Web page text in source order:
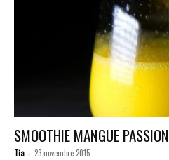
SMOOTHIE MANGUE PASSION
Tia - 23 novembre 2015